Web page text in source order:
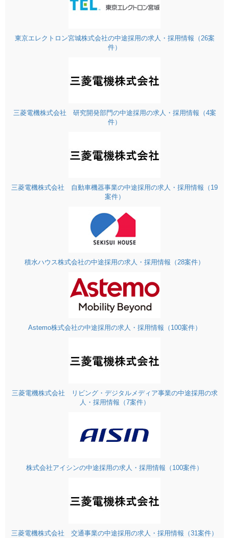
東京エレクトロン宮城株式会社の中途採用の求人・採用情報（26案
件）
三菱電機株式会社 研究開発部門の中途採用の求人・採用情報（4案
件）
三菱電機株式会社 自動車機器事業の中途採用の求人・採用情報（19
案件）
積水ハウス株式会社の中途採用の求人・採用情報（28案件）
Astemo株式会社の中途採用の求人・採用情報（100案件）
三菱電機株式会社 リビング・デジタルメディア事業の中途採用の求
人・採用情報（7案件）
株式会社アイシンの中途採用の求人・採用情報（100案件）
三菱電機株式会社 交通事業の中途採用の求人・採用情報（31案件）